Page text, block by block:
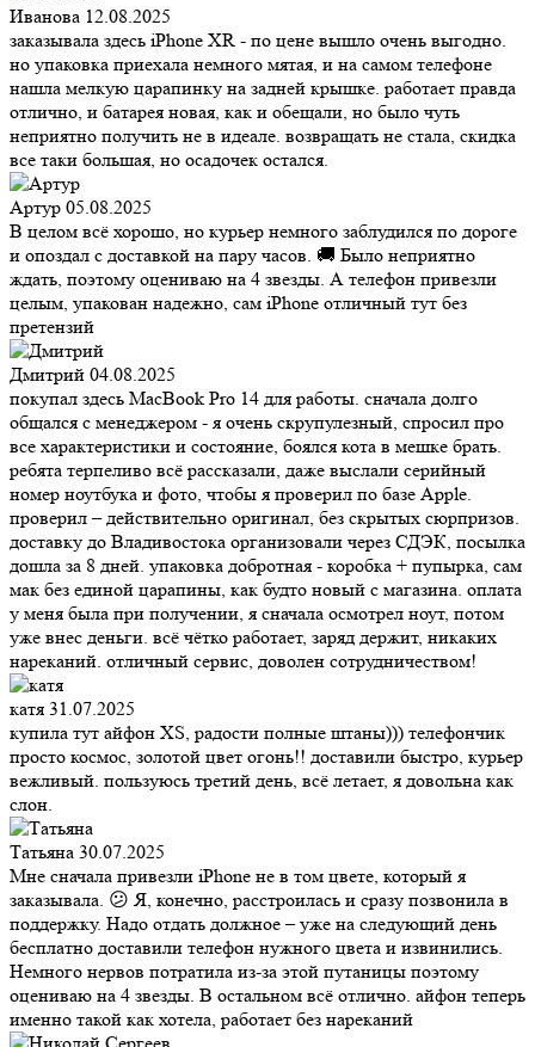
Иванова 12.08.2025
заказывала здесь iPhone XR - по цене вышло очень выгодно.
но упаковка приехала немного мятая, и на самом телефоне
нашла мелкую царапинку на задней крышке. работает правда
отлично, и батарея новая, как и обещали, но было чуть
неприятно получить не в идеале. возвращать не стала, скидка
все таки большая, но осадочек остался.
Артур 05.08.2025
В целом всё хорошо, но курьер немного заблудился по дороге
и опоздал с доставкой на пару часов. 🚚 Было неприятно
ждать, поэтому оцениваю на 4 звезды. А телефон привезли
целым, упакован надежно, сам iPhone отличный тут без
претензий
Дмитрий 04.08.2025
покупал здесь MacBook Pro 14 для работы. сначала долго
общался с менеджером - я очень скрупулезный, спросил про
все характеристики и состояние, боялся кота в мешке брать.
ребята терпеливо всё рассказали, даже выслали серийный
номер ноутбука и фото, чтобы я проверил по базе Apple.
проверил – действительно оригинал, без скрытых сюрпризов.
доставку до Владивостока организовали через СДЭК, посылка
дошла за 8 дней. упаковка добротная - коробка + пупырка, сам
мак без единой царапины, как будто новый с магазина. оплата
у меня была при получении, я сначала осмотрел ноут, потом
уже внес деньги. всё чётко работает, заряд держит, никаких
нареканий. отличный сервис, доволен сотрудничеством!
катя 31.07.2025
купила тут айфон XS, радости полные штаны))) телефончик
просто космос, золотой цвет огонь!! доставили быстро, курьер
вежливый. пользуюсь третий день, всё летает, я довольна как
слон.
Татьяна 30.07.2025
Мне сначала привезли iPhone не в том цвете, который я
заказывала. 😕 Я, конечно, расстроилась и сразу позвонила в
поддержку. Надо отдать должное – уже на следующий день
бесплатно доставили телефон нужного цвета и извинились.
Немного нервов потратила из-за этой путаницы поэтому
оцениваю на 4 звезды. В остальном всё отлично. айфон теперь
именно такой как хотела, работает без нареканий